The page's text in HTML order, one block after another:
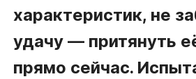
характеристик, не
удачу — притянуть
прямо сейчас.